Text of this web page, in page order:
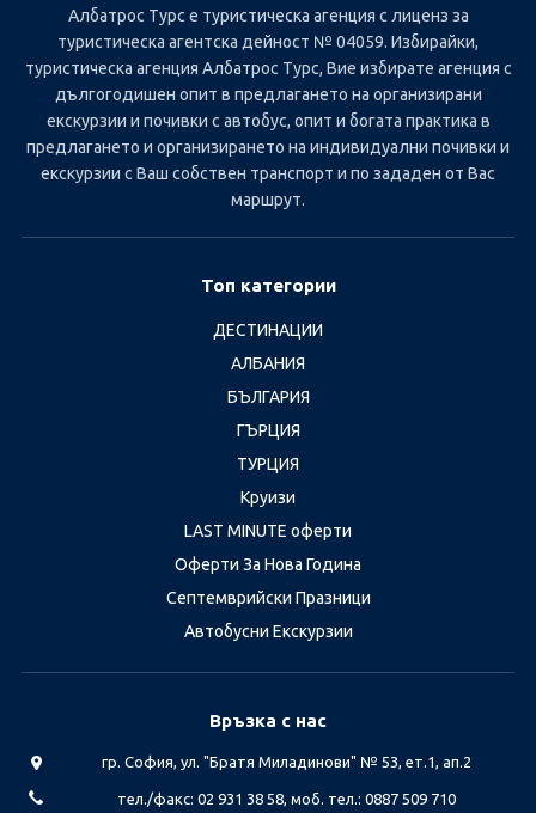
Албатрос Турс е туристическа агенция с лиценз за
туристическа агентска дейност № 04059. Избирайки,
туристическа агенция Албатрос Турс, Вие избирате агенция с
дългогодишен опит в предлагането на организирани
екскурзии и почивки с автобус, опит и богата практика в
предлагането и организирането на индивидуални почивки и
екскурзии с Ваш собствен транспорт и по зададен от Вас
маршрут.
Топ категории
ДЕСТИНАЦИИ
АЛБАНИЯ
БЪЛГАРИЯ
ГЪРЦИЯ
ТУРЦИЯ
Круизи
LAST MINUTE оферти
Оферти За Нова Година
Септемврийски Празници
Автобусни Екскурзии
Връзка с нас
гр. София, ул. "Братя Миладинови" № 53, ет.1, ап.2
тел./факс: 02 931 38 58, моб. тел.: 0887 509 710